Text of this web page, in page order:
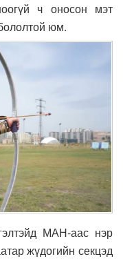
ч оносон мэт
юм.
МАН-аас нэр
жүдогийн секцэд